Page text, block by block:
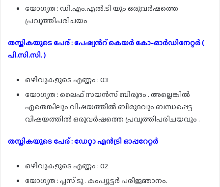
യോഗ്യത : ഡി.എം.എൽ.ടി യും ഒരുവർഷത്തെ
പ്രവൃത്തിപരിചയം
തസ്തികയുടെ പേര് : പേഷ്യൻറ് കെയർ കോ-ഓർഡിനേറ്റർ (
പി.സി.സി. )
ഒഴിവുകളുടെ എണ്ണം : 03
യോഗ്യത : ലൈഫ് സയൻസ് ബിരുദം . അല്ലെങ്കിൽ
ഏതെങ്കിലും വിഷയത്തിൽ ബിരുദവും ബന്ധപ്പെട്ട
വിഷയത്തിൽ ഒരുവർഷത്തെ പ്രവൃത്തിപരിചയവും .
തസ്തികയുടെ പേര് : ഡേറ്റാ എൻട്രി ഓപ്പറേറ്റർ
ഒഴിവുകളുടെ എണ്ണം : 02
യോഗ്യത : പ്ലസ് ടു . കംപ്യൂട്ടർ പരിജ്ഞാനം.